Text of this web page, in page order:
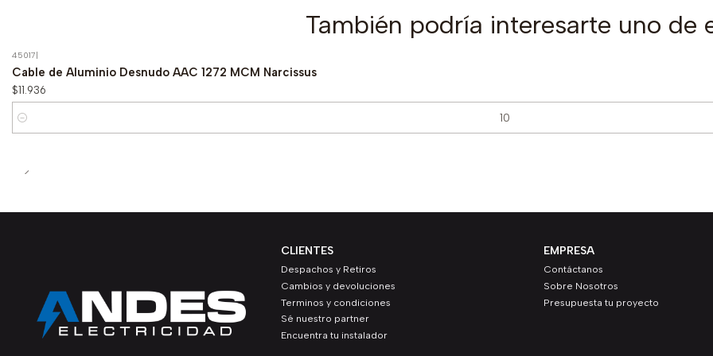
También podría interesarte uno de
45017|
Cable de Aluminio Desnudo AAC 1272 MCM Narcissus
$11.936
Cantidad
CLIENTES
Despachos y Retiros
Cambios y devoluciones
Terminos y condiciones
Sé nuestro partner
Encuentra tu instalador
EMPRESA
Contáctanos
Sobre Nosotros
Presupuesta tu proyecto